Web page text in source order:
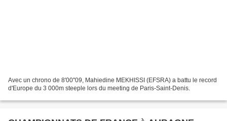
Avec un chrono de 8'00''09, Mahiedine MEKHISSI (EFSRA) a battu le record
d'Europe du 3 000m steeple lors du meeting de Paris-Saint-Denis.